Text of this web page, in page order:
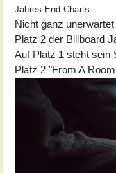
Jahres End Charts
Nicht ganz
Platz 2 der Billboard
Auf Platz 1 steht sein
Platz 2 "From A